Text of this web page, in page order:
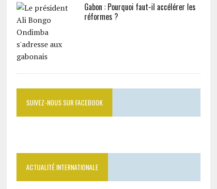
Gabon : Pourquoi faut-il accélérer les
réformes ?
SUIVEZ-NOUS SUR FACEBOOK
ACTUALITÉ INTERNATIONALE